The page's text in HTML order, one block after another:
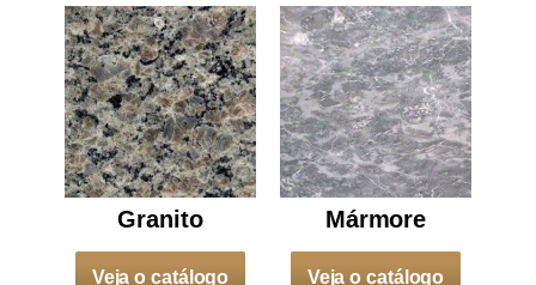
Granito
Veja o catálogo
Mármore
Veja o catálogo